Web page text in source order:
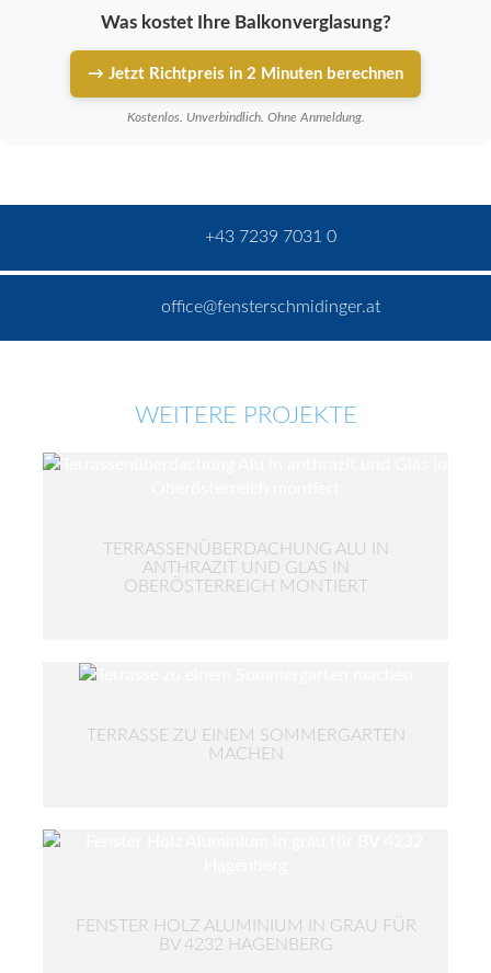
Was kostet Ihre Balkonverglasung?
→ Jetzt Richtpreis in 2 Minuten berechnen
Kostenlos. Unverbindlich. Ohne Anmeldung.
+43 7239 7031 0
office@fensterschmidinger.at
WEITERE PROJEKTE
TERRASSENÜBERDACHUNG ALU IN
ANTHRAZIT UND GLAS IN
OBERÖSTERREICH MONTIERT
TERRASSE ZU EINEM SOMMERGARTEN
MACHEN
FENSTER HOLZ ALUMINIUM IN GRAU FÜR
BV 4232 HAGENBERG